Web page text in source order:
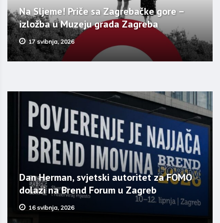
Na Sljeme! Priče sa Zagrebačke gore –
izložba u Muzeju grada Zagreba
17 svibnja, 2026
Dan Herman, svjetski autoritet za FOMO
dolazi na Brend Forum u Zagreb
16 svibnja, 2026